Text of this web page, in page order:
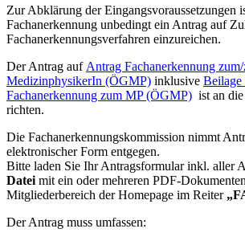
Zur Abklärung der Eingangsvoraussetzungen
Fachanerkennung unbedingt ein Antrag auf
Fachanerkennungsverfahren einzureichen.
Der Antrag auf Antrag Fachanerkennung
MedizinphysikerIn (ÖGMP) inklusive Beilage
Fachanerkennung zum MP (ÖGMP) ist an
richten.
Die Fachanerkennungskommission nimmt
elektronischer Form entgegen.
Bitte laden Sie Ihr Antragsformular inkl. aller
Datei mit ein oder mehreren PDF-
Mitgliederbereich der Homepage im Reiter
Der Antrag muss umfassen: